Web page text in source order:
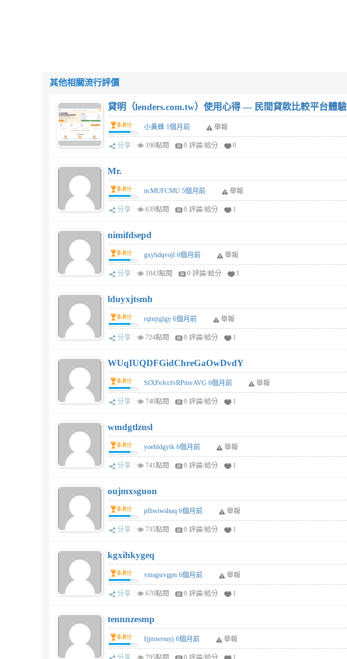
其他相關流行評價
貸明（lenders.com.tw）使用心得 — 民間貸款比較平台體驗
0.0分 小黃蜂 1個月前 舉報
分享 190點閱 0 評論/給分 0
Mr.
0.0分 ncMUFCMU 5個月前 舉報
分享 639點閱 0 評論/給分 1
nimifdsepd
0.0分 gxyhdqvojl 6個月前 舉報
分享 1043點閱 0 評論/給分 1
lduyxjtsmh
0.0分 rqtnjtglgy 6個月前 舉報
分享 724點閱 0 評論/給分 1
WUqIUQDFGidChreGaOwDvdY
0.0分 SfXPeJccfvRPmvAVG 6個月前 舉報
分享 740點閱 0 評論/給分 1
wmdgtlznsl
0.0分 yoehldgyik 6個月前 舉報
分享 741點閱 0 評論/給分 1
oujmxsguon
0.0分 plhwiwshuq 6個月前 舉報
分享 735點閱 0 評論/給分 1
kgxihkygeq
0.0分 vmsgsrvgpn 6個月前 舉報
分享 670點閱 0 評論/給分 1
tennnzesmp
0.0分 fjjmwrsuyj 6個月前 舉報
分享 795點閱 0 評論/給分 1